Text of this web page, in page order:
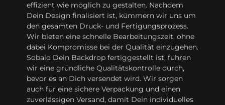
effizient wie möglich zu gestalten. Nachdem
Dein Design finalisiert ist, kümmern wir uns um
den gesamten Druck- und Fertigungsprozess.
Wir bieten eine schnelle Bearbeitungszeit, ohne
dabei Kompromisse bei der Qualität einzugehen.
Sobald Dein Backdrop fertiggestellt ist, führen
wir eine gründliche Qualitätskontrolle durch,
bevor es an Dich versendet wird. Wir sorgen
auch für eine sichere Verpackung und einen
zuverlässigen Versand, damit Dein individuelles